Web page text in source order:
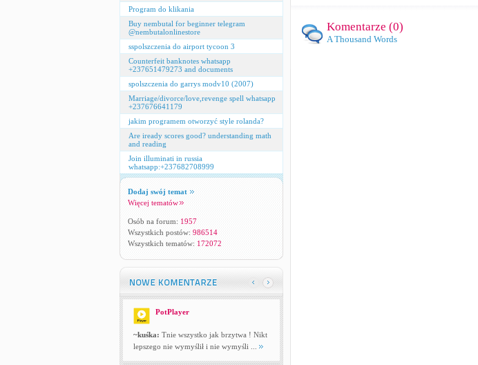
Program do klikania
Buy nembutal for beginner telegram
@nembutalonlinestore
sspolszczenia do airport tycoon 3
Counterfeit banknotes whatsapp
+237651479273 and documents
spolszczenia do garrys modv10 (2007)
Marriage/divorce/love,revenge spell whatsapp
+237676641179
jakim programem otworzyć style rolanda?
Are iready scores good? understanding math
and reading
Join illuminati in russia
whatsapp:+237682708999
Dodaj swój temat
Więcej tematów
Osób na forum: 1957
Wszystkich postów: 986514
Wszystkich tematów: 172072
PotPlayer
~kuśka: Tnie wszystko jak brzytwa ! Nikt
lepszego nie wymyślił i nie wymyśli ...
Komentarze (0)
A Thousand Words